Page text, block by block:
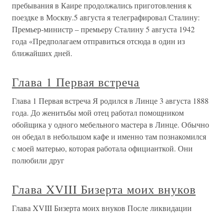
пребывания в Каире продолжались приготовления к
поездке в Москву.5 августа я телеграфировал Сталину:
Премьер-министр – премьеру Сталину 5 августа 1942
года «Предполагаем отправиться отсюда в один из
ближайших дней.
Глава 1 Первая встреча
Глава 1 Первая встреча Я родился в Линце 3 августа 1888
года. До женитьбы мой отец работал помощником
обойщика у одного мебельного мастера в Линце. Обычно
он обедал в небольшом кафе и именно там познакомился
с моей матерью, которая работала официанткой. Они
полюбили друг
Глава XVIII Бизерта моих внуков
Глава XVIII Бизерта моих внуков После ликвидации